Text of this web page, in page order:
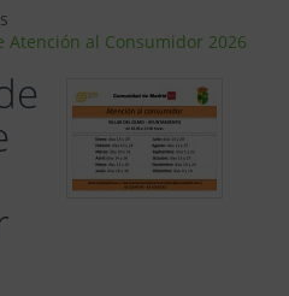
Atención al Consumidor 2026